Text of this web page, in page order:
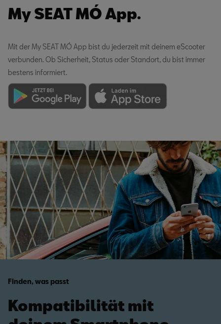
My SEAT MÓ App.
Mit der My SEAT MÓ App bist du jederzeit mit deinem eScooter
verbunden. Ob Sicherheit, Status oder Standort, du bist immer
bestens informiert.
Finden, was passt
Kompatibilität mit